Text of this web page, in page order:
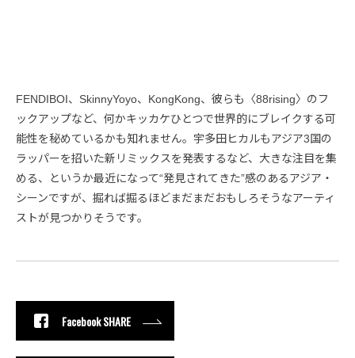
FENDIBOI、SkinnyYoyo、KongKong、彼らも〈88rising〉のフ
ックアップなど、何かキッカケひとつで世界的にブレイクする可
能性を秘めているかも知れません。宇多田ヒカルもアジア3国の
ラッパーを招いた新リミックスを発表するなど、大きな注目を集
める、というか最近になって“発見されてきた”感のあるアジア・
シーンですが、掘れば掘るほどまだまだおもしろそうなアーティ
ストが見つかりそうです。
Facebook SHARE